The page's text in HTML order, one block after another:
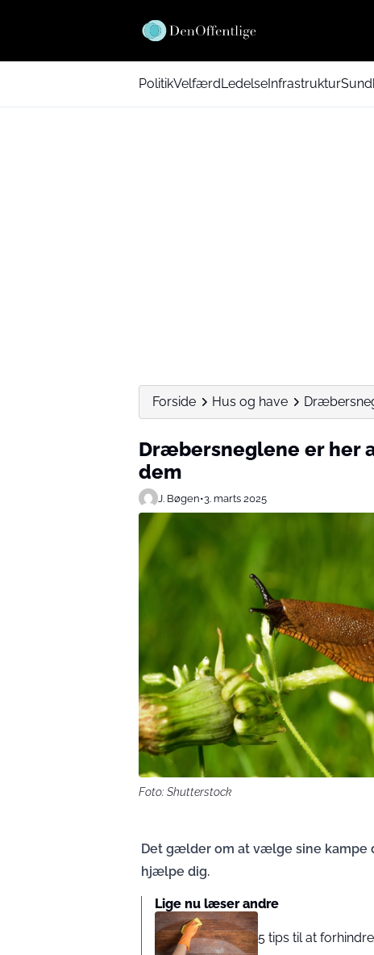
PolitikVelfærdLedelseInfrastruktur
Forside Hus og have
Dræbersneglene er her
dem
J. Bøgen•3. marts 2025
Foto: Shutterstock
Det gælder om at vælge sine kampe
hjælpe dig.
Lige nu læser andre
5 tips til at